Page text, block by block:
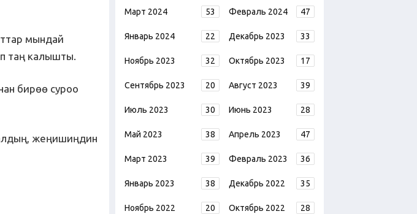
мындай
таң калышты.
бирөө суроо
жеңишиңдин
Март 2024 53 Февраль 2024 47
Январь 2024 22 Декабрь 2023 33
Ноябрь 2023 32 Октябрь 2023 17
Сентябрь 2023 20 Август 2023 39
Июль 2023 30 Июнь 2023 28
Май 2023 38 Апрель 2023 47
Март 2023 39 Февраль 2023 36
Январь 2023 38 Декабрь 2022 35
Ноябрь 2022 20 Октябрь 2022 28